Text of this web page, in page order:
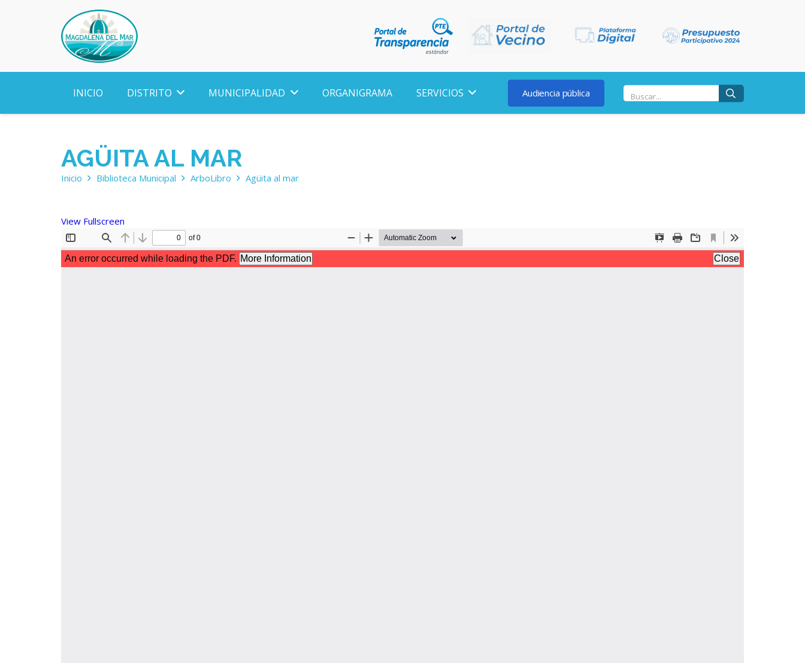
INICIO DISTRITO MUNICIPALIDAD ORGANIGRAMA SERVICIOS Audiencia pública
AGÜITA AL MAR
Inicio Biblioteca Municipal ArboLibro Agüita al mar
View Fullscreen